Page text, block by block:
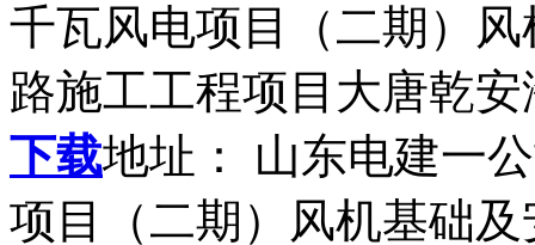
千瓦风电项目（二期）
路施工工程项目大唐乾
下载地址： 山东电建一
项目（二期）风机基础